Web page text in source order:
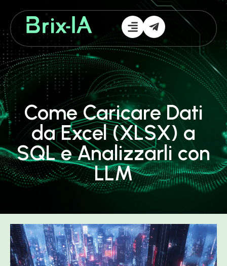
Come Caricare Dati
da Excel (XLSX) a
SQL e Analizzarli con
LLM